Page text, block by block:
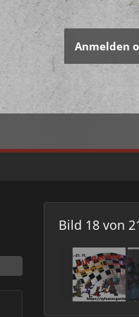
Anmelden
Bild 18 von